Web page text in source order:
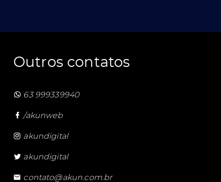
Outros contatos
63 999339940
/akunweb
akundigital
akundigital
contato@akun.com.br